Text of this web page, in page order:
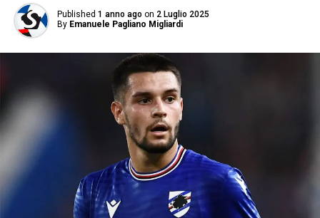
Published 1 anno ago on 2 Luglio 2025
By Emanuele Pagliano Migliardi